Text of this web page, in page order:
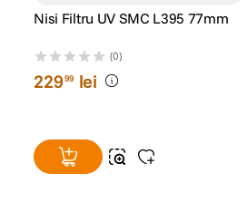
Nisi Filtru UV SMC L395 77mm
(0)
22999 lei